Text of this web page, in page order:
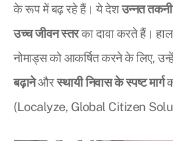
के रूप में बढ़ रहे हैं। ये देशउन्नत
उच्च जीवन स्तरका दावा करते हैं।
नोमाड्स को आकर्षित करने के लिए,
बढ़ानेऔरस्थायी निवास के स्पष्ट मार्ग
(Localyze, Global Citizen